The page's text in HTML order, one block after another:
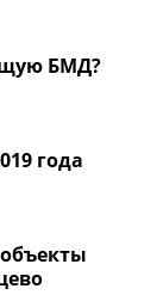
БМД?
года